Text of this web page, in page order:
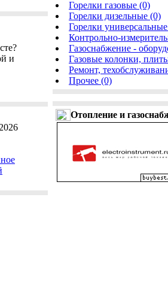
и
Горелки газовые (0)
Горелки дизельные (0)
Горелки
Контрольно-
Газоснабжение -
Газовые колонки,
Ремонт,
Прочее (0)
Отопление и